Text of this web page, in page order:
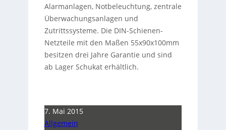
Alarmanlagen, Notbeleuchtung, zentrale
Überwachungsanlagen und
Zutrittssysteme. Die DIN-Schienen-
Netzteile mit den Maßen 55x90x100mm
besitzen drei Jahre Garantie und sind
ab Lager Schukat erhältlich.
7. Mai 2015
Allgemein